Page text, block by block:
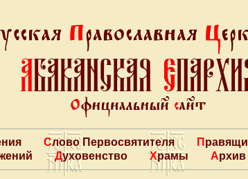
Слово Первосвятителя
Духовенство Храмы